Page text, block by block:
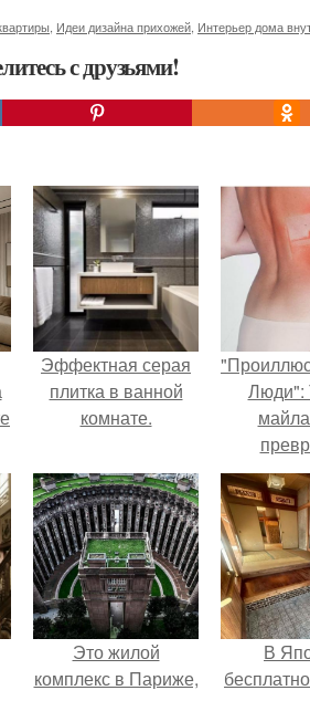
Идеи дизайна прихожей Интерьер дома
с друзьями!
Эффектная серая
плитка в ванной
комнате.
Люди":
арт -
Это жилой
комплекс в Париже,
В